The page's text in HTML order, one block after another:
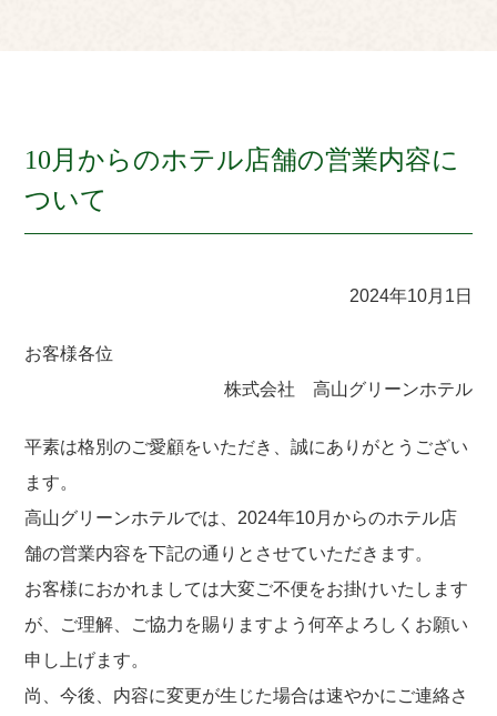
10月からのホテル店舗の営業内容に
ついて
2024年10月1日
お客様各位
株式会社 高山グリーンホテル
平素は格別のご愛顧をいただき、誠にありがとうござい
ます。
高山グリーンホテルでは、2024年10月からのホテル店
舗の営業内容を下記の通りとさせていただきます。
お客様におかれましては大変ご不便をお掛けいたします
が、ご理解、ご協力を賜りますよう何卒よろしくお願い
申し上げます。
尚、今後、内容に変更が生じた場合は速やかにご連絡さ